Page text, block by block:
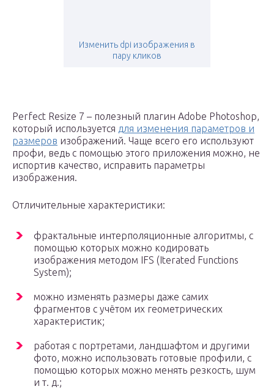
Изменить dpi изображения в
пару кликов
Perfect Resize 7 – полезный плагин Adobe Photoshop,
который используется для изменения параметров и
размеров изображений. Чаще всего его используют
профи, ведь с помощью этого приложения можно, не
испортив качество, исправить параметры
изображения.
Отличительные характеристики:
фрактальные интерполяционные алгоритмы, с
помощью которых можно кодировать
изображения методом IFS (Iterated Functions
System);
можно изменять размеры даже самих
фрагментов с учётом их геометрических
характеристик;
работая с портретами, ландшафтом и другими
фото, можно использовать готовые профили, с
помощью которых можно менять резкость, шум
и т. д.;